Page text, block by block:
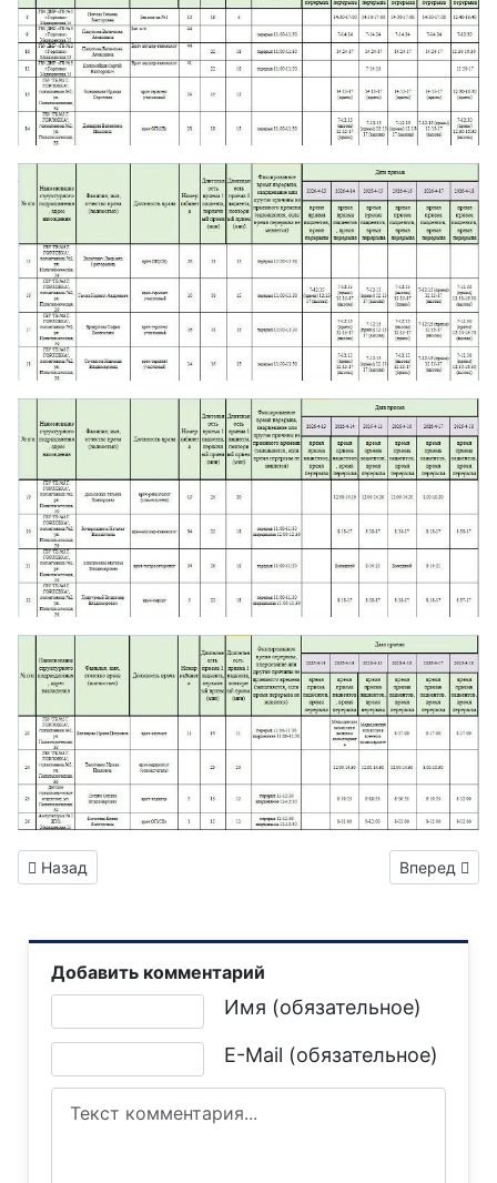
Предыдущий: Горловский филиал ГУП ДНР
Назад Следующий:
Вперед
Добавить комментарий
Имя (обязательное)
E-Mail (обязательное)
Текст комментария